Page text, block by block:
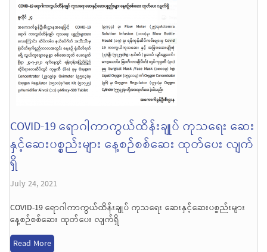
COVID-19 ရောဂါကာကွယ်ထိန်းချုပ် ကုသရေး ဆေး
နှင့်ဆေးပစ္စည်းများ နေ့စဉ်စစ်ဆေး ထုတ်ပေး လျက်
ရှိ
July 24, 2021
COVID-19 ရောဂါကာကွယ်ထိန်းချုပ် ကုသရေး ဆေးနှင့်ဆေးပစ္စည်းများ
နေ့စဉ်စစ်ဆေး ထုတ်ပေး လျက်ရှိ
Read More